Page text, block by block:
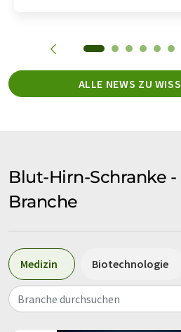
ALLE NEWS ZU
Blut-Hirn-Schranke
Branche
Medizin Biotechnologie
Branche durchsuchen